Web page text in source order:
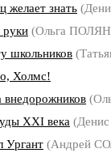
желает знать
(Ольга
школьников
Холмс!
внедорожников
ХХI века
Ургант (Андрей